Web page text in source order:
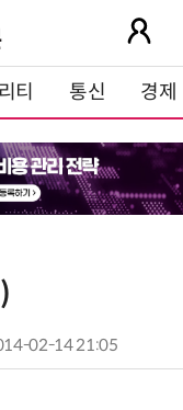
티 통신 경제
02-14 21:05